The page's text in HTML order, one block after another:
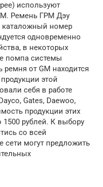
используют
Ремень ГРМ Дэу
каталожный номер
одновременно
в некоторых
помпа системы
от GM находится
этой
себя в работе
Gates, Daewoo,
продукции этих
1500 рублей. К выбору
со всей
сети могут предложить